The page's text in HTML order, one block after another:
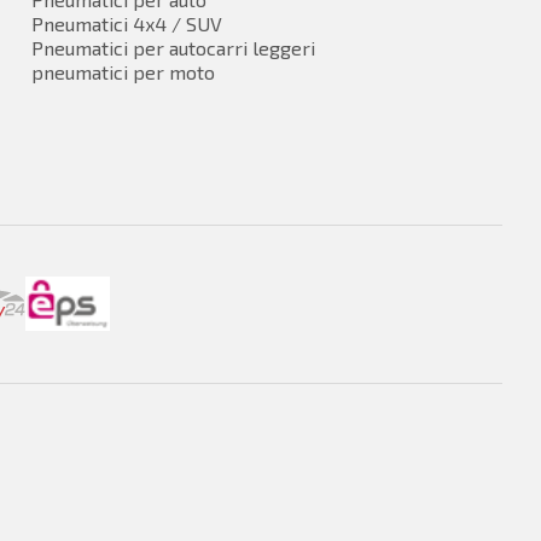
Pneumatici 4x4 / SUV
Pneumatici per autocarri leggeri
pneumatici per moto